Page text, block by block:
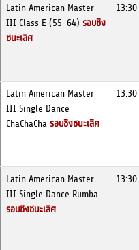
Latin American Master
III Class E (55-64) รอบชิง
ชนะเลิศ
13:30
Latin American Master
III Single Dance
ChaChaChaรอบชิงชนะเลิศ
13:30
Latin American Master
III Single Dance Rumba
รอบชิงชนะเลิศ
13:30